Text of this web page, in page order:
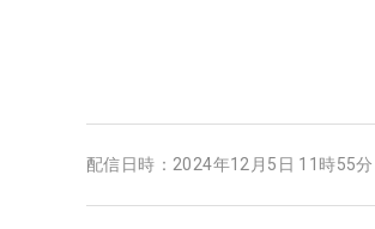
配信日時： 2024年12月5日 11時55分